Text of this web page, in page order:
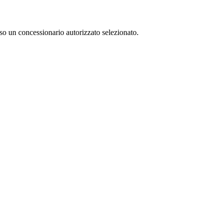
un concessionario autorizzato selezionato.